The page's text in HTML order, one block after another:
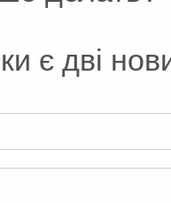
є дві